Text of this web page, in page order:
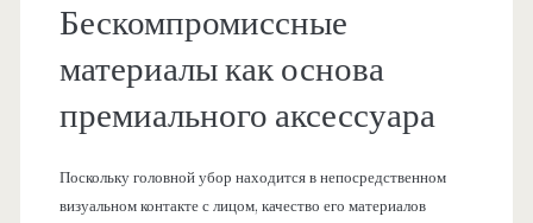
Бескомпромиссные
материалы как основа
премиального аксессуара
Поскольку головной убор находится в непосредственном
визуальном контакте с лицом, качество его материалов